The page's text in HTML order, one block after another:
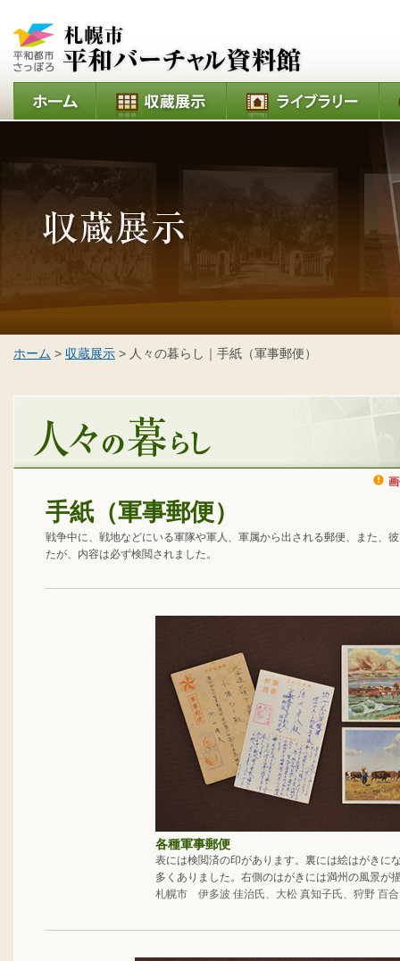
ホーム > 収蔵展示 > 人々の暮らし｜手紙（軍事郵便）
手紙（軍事郵便）
戦争中に、戦地などにいる軍隊や軍人、軍属から出される郵便、また、
たが、内容は必ず検閲されました。
各種軍事郵便
表には検閲済の印があります。裏には絵はがきに
多くありました。右側のはがきには満州の風景が
札幌市 伊多波 佳治氏、大松 真知子氏、狩野 百